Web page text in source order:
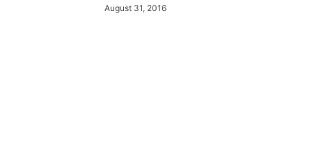
August 31, 2016